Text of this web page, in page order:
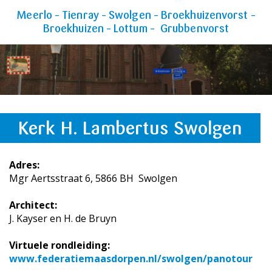
Meerlo – Tienray – Swolgen – Broekhuizenvorst –
Broekhuizen – Lottum – Grubbenvorst
Kerk H. Lambertus Swolgen
Adres:
Mgr Aertsstraat 6, 5866 BH Swolgen
Architect:
J. Kayser en H. de Bruyn
Virtuele rondleiding:
www.federatiemaasdorpen.nl/swolgen/panotour